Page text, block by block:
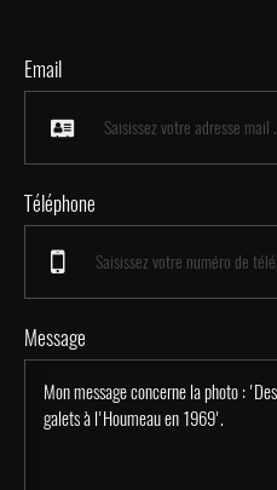
Email
Téléphone
Message